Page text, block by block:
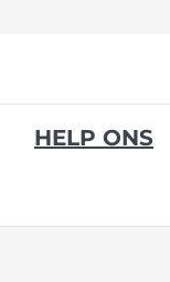
HELP ONS